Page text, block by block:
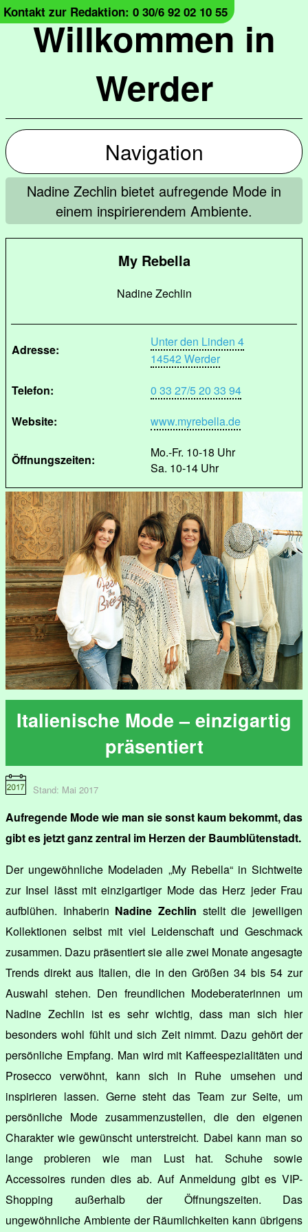
Willkommen in
Werder
Kontakt zur Redaktion: 0 30/6 92 02 10 55
Navigation
Nadine Zechlin bietet aufregende Mode in
einem inspirierendem Ambiente.
My Rebella
Nadine Zechlin
Adresse:
Unter den Linden 4
14542 Werder
Telefon:
0 33 27/5 20 33 94
Website:
www.myrebella.de
Öffnungszeiten:
Mo.-Fr. 10-18 Uhr
Sa. 10-14 Uhr
Italienische Mode – einzigartig
präsentiert
Stand: Mai 2017
Aufregende Mode wie man sie sonst kaum bekommt, das
gibt es jetzt ganz zentral im Herzen der Baumblütenstadt.
Der ungewöhnliche Modeladen „My Rebella“ in Sichtweite
zur Insel lässt mit einzigartiger Mode das Herz jeder Frau
aufblühen. Inhaberin Nadine Zechlin stellt die jeweiligen
Kollektionen selbst mit viel Leidenschaft und Geschmack
zusammen. Dazu präsentiert sie alle zwei Monate angesagte
Trends direkt aus Italien, die in den Größen 34 bis 54 zur
Auswahl stehen. Den freundlichen Modeberaterinnen um
Nadine Zechlin ist es sehr wichtig, dass man sich hier
besonders wohl fühlt und sich Zeit nimmt. Dazu gehört der
persönliche Empfang. Man wird mit Kaffeespezialitäten und
Prosecco verwöhnt, kann sich in Ruhe umsehen und
inspirieren lassen. Gerne steht das Team zur Seite, um
persönliche Mode zusammenzustellen, die den eigenen
Charakter wie gewünscht unterstreicht. Dabei kann man so
lange probieren wie man Lust hat. Schuhe sowie
Accessoires runden dies ab. Auf Anmeldung gibt es VIP-
Shopping außerhalb der Öffnungszeiten. Das
ungewöhnliche Ambiente der Räumlichkeiten kann übrigens